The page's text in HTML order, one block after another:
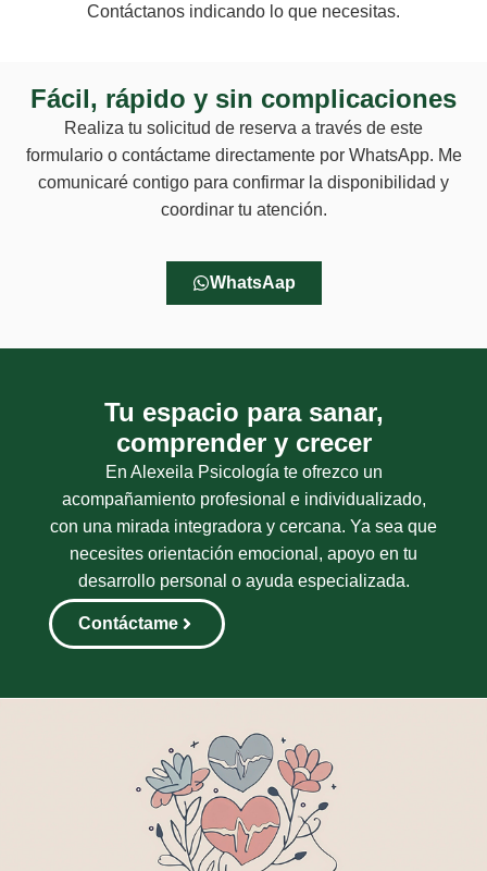
Contáctanos indicando lo que necesitas.
Fácil, rápido y sin complicaciones
Realiza tu solicitud de reserva a través de este
formulario o contáctame directamente por WhatsApp. Me
comunicaré contigo para confirmar la disponibilidad y
coordinar tu atención.
WhatsAap
Tu espacio para sanar,
comprender y crecer
En Alexeila Psicología te ofrezco un
acompañamiento profesional e individualizado,
con una mirada integradora y cercana. Ya sea que
necesites orientación emocional, apoyo en tu
desarrollo personal o ayuda especializada.
Contáctame